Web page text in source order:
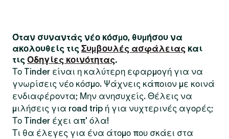
Όταν συναντάς νέο κόσμο, θυμήσου να
ακολουθείς τις Συμβουλές ασφάλειας και
τις Οδηγίες κοινότητας.
Το Tinder είναι η καλύτερη εφαρμογή για να
γνωρίσεις νέο κόσμο. Ψάχνεις κάποιον με κοινά
ενδιαφέροντα; Μην ανησυχείς. Θέλεις να
μιλήσεις για road trip ή για νυχτερινές αγορές;
Το Tinder έχει απ' όλα!
Τι θα έλεγες για ένα άτομο που σκάει στα